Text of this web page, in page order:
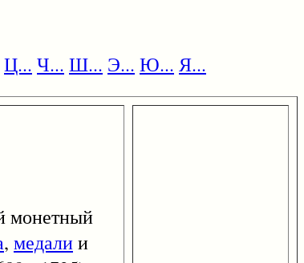
Ц... Ч... Ш... Э... Ю... Я...
монетный
, медалии